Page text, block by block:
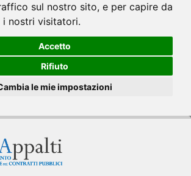
sul nostro sito, e per capire da
nostri visitatori.
Accetto
Rifiuto
le mie impostazioni